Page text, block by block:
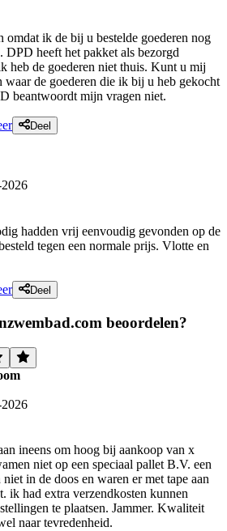
omdat ik de bij u bestelde goederen nog
DPD heeft het pakket als bezorgd
heb de goederen niet thuis. Kunt u mij
waar de goederen die ik bij u heb gekocht
beantwoordt mijn vragen niet.
Deel
hadden vrij eenvoudig gevonden op de
tegen een normale prijs. Vlotte en
Deel
beoordelen?
ineens om hoog bij aankoop van x
niet op een speciaal pallet B.V. een
niet in de doos en waren er met tape aan
ik had extra verzendkosten kunnen
te plaatsen. Jammer. Kwaliteit
naar tevredenheid.